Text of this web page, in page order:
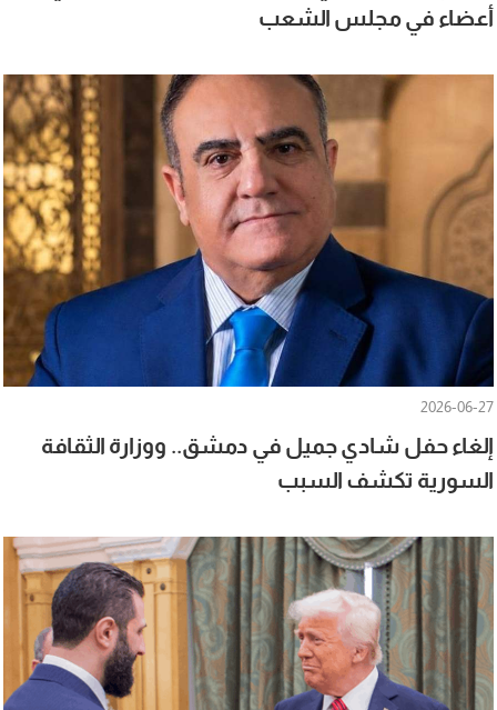
أعضاء في مجلس الشعب
2026-06-27
إلغاء حفل شادي جميل في دمشق.. ووزارة الثقافة
السورية تكشف السبب